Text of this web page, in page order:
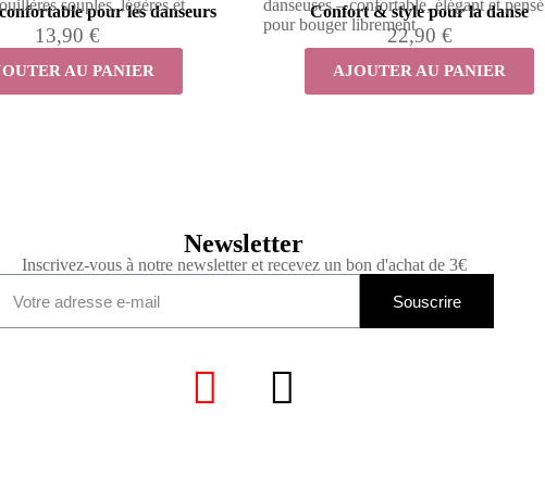
pour les danseurs
souples, légères et
13,90 €
AU PANIER
Confort & style pour la danse
danseuses – confortable, élégant et pensé
pour bouger librement22,90 €
AJOUTER AU PANIER
Newsletter
Inscrivez-vous à notre newsletter et recevez un bon d'achat de 3€
Souscrire